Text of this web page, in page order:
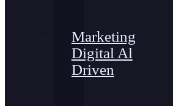
Marketing
Digital Al
Driven